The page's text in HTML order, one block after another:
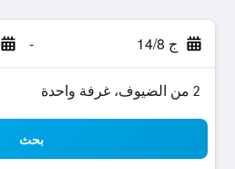
ج 14/8 -
2 من الضيوف، غرفة واحدة
بحث